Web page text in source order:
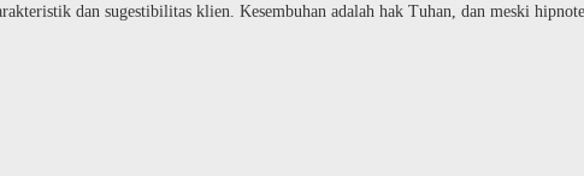
dan sugestibilitas klien. Kesembuhan adalah hak Tuhan, dan meski